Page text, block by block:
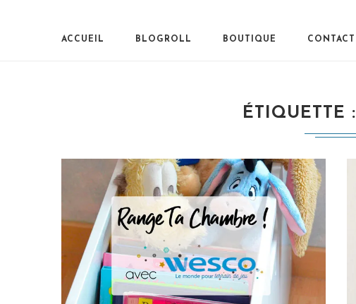
ACCUEIL BLOGROLL BOUTIQUE CONTACT
ÉTIQUETTE :